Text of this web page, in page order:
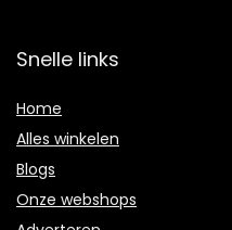
Snelle links
Home
Alles winkelen
Blogs
Onze webshops